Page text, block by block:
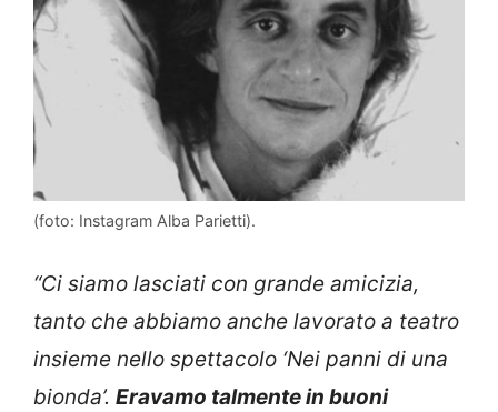
(foto: Instagram Alba Parietti).
“Ci siamo lasciati con grande amicizia,
tanto che abbiamo anche lavorato a teatro
insieme nello spettacolo ‘Nei panni di una
bionda’. Eravamo talmente in buoni